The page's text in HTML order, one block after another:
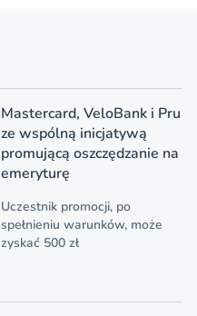
Mastercard, VeloBank i Pru
ze wspólną inicjatywą
promującą oszczędzanie na
emeryturę
Uczestnik promocji, po
spełnieniu warunków, może
zyskać 500 zł